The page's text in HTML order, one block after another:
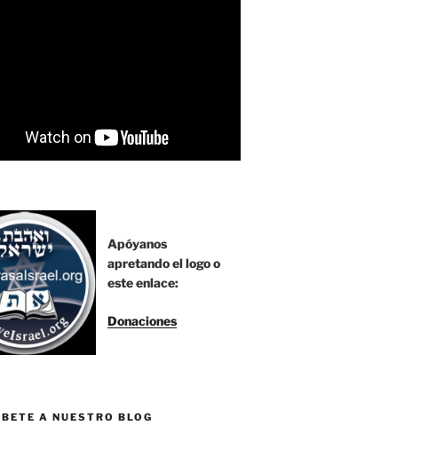
Apóyanos
apretando el logo o
este enlace:
Donaciones
A NUESTRO BLOG